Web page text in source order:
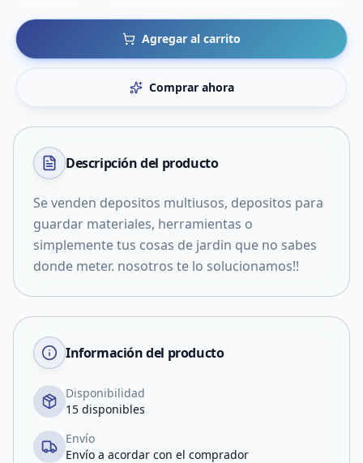
Agregar al carrito
Comprar ahora
Descripción del producto
Se venden depositos multiusos, depositos para
guardar materiales, herramientas o
simplemente tus cosas de jardin que no sabes
donde meter. nosotros te lo solucionamos!!
Información del producto
Disponibilidad
15 disponibles
Envío
Envío a acordar con el comprador